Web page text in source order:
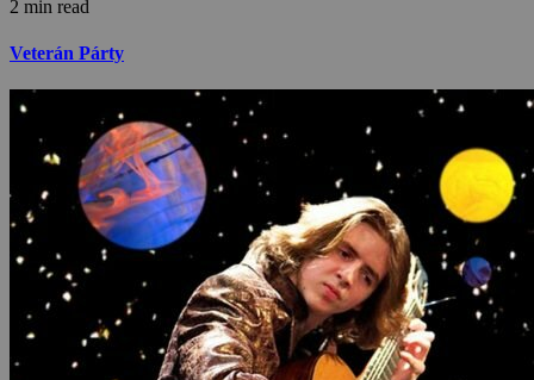
2 min read
Veterán Párty